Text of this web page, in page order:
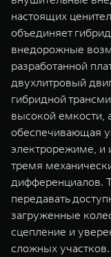
настоящих
объединяет
внедорожные
разработанной
двухлитровый
гибридной
высокой емкости,
обеспечивающая
электрорежиме, и
тремя
дифференциалов.
передавать
загруженные
сцепление и
сложных участков.